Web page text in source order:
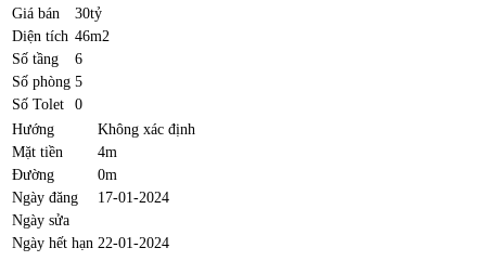
Giá bán
30tỷ
Diện tích 46m2
Số tầng
6
Số phòng 5
Số Tolet
0
Hướng
Không xác định
Mặt tiền
4m
Đường
0m
Ngày đăng
17-01-2024
Ngày sửa
Ngày hết hạn 22-01-2024